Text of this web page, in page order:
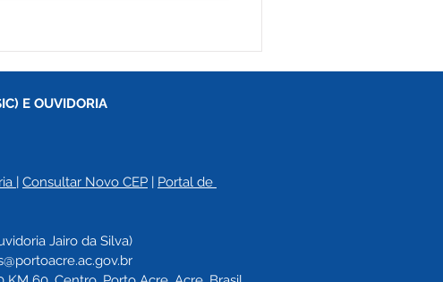
E OUVIDORIA
| Consultar Novo CEP | Portal de
Jairo da Silva)